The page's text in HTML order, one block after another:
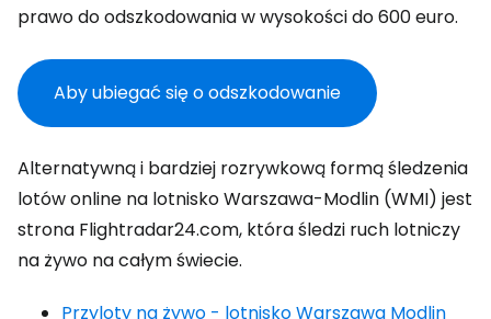
prawo do odszkodowania w wysokości do 600 euro.
Aby ubiegać się o odszkodowanie
Alternatywną i bardziej rozrywkową formą śledzenia
lotów online na lotnisko Warszawa-Modlin (WMI) jest
strona Flightradar24.com, która śledzi ruch lotniczy
na żywo na całym świecie.
Przyloty na żywo - lotnisko Warszawa Modlin